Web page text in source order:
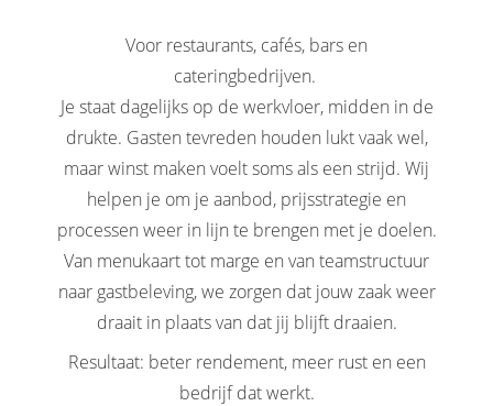
Voor restaurants, cafés, bars en
cateringbedrijven.
Je staat dagelijks op de werkvloer, midden in de
drukte. Gasten tevreden houden lukt vaak wel,
maar winst maken voelt soms als een strijd. Wij
helpen je om je aanbod, prijsstrategie en
processen weer in lijn te brengen met je doelen.
Van menukaart tot marge en van teamstructuur
naar gastbeleving, we zorgen dat jouw zaak weer
draait in plaats van dat jij blijft draaien.
Resultaat: beter rendement, meer rust en een
bedrijf dat werkt.